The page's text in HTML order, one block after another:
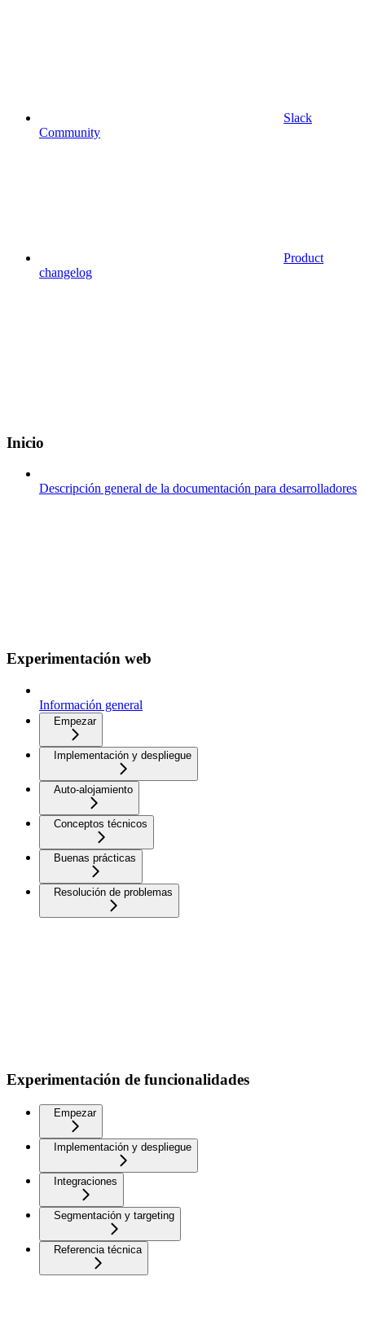
Slack
Community
Product
changelog
Inicio
Descripción general de la documentación para desarrolladores
Experimentación web
Información general
Empezar
Implementación y despliegue
Auto-alojamiento
Conceptos técnicos
Buenas prácticas
Resolución de problemas
Experimentación de funcionalidades
Empezar
Implementación y despliegue
Integraciones
Segmentación y targeting
Referencia técnica